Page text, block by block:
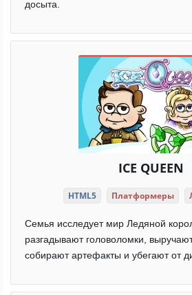
досыта.
ICE QUEEN
HTML5 Платформеры
Семья исследует мир Ледяной
разгадывают головоломки,
собирают артефакты и убегают от